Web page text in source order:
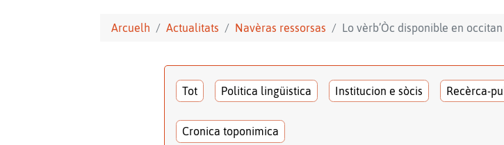
Arcuelh Actualitats Navèras ressorsas Lo vèrb’Òc disponible en
Tot Politica lingüistica Institucion e sòcis Recèrca-
Cronica toponimica